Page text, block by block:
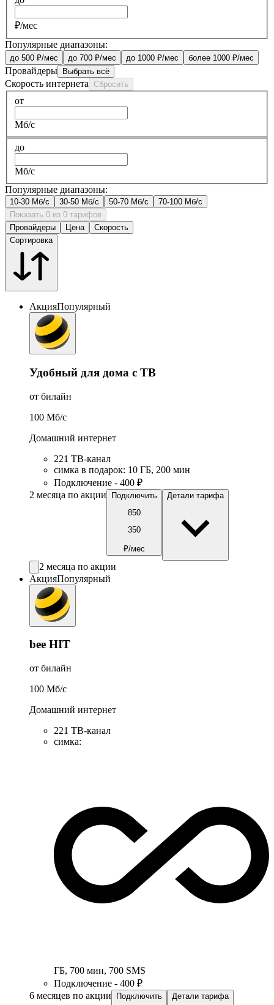
₽/мес
Популярные диапазоны:
до 500 ₽/мес до 700 ₽/мес до 1000 ₽/мес более 1000 ₽/мес
Провайдеры Выбрать всё
Скорость интернета Сбросить
от
Мб/с
до
Мб/с
Популярные диапазоны:
10-30 Мб/с 30-50 Мб/с 50-70 Мб/с
70-100 Мб/с
Показать 0 из 0 тарифов
Провайдеры
Цена
Скорость
Сортировка
АкцияПопулярный
Удобный для дома с ТВ
от билайн
100 Мб/c
Домашний интернет
221 ТB-канал
симка в подарок: 10 ГБ, 200 мин
Подключение - 400 ₽
2 месяца по акции
Подключить
850
350
₽/мес
Детали тарифа
2 месяца по акции
АкцияПопулярный
bee HIT
от билайн
100 Мб/c
Домашний интернет
221 ТB-канал
симка:
ГБ, 700 мин, 700 SMS
Подключение - 400 ₽
6 месяцев по акции
Подключить
Детали тарифа